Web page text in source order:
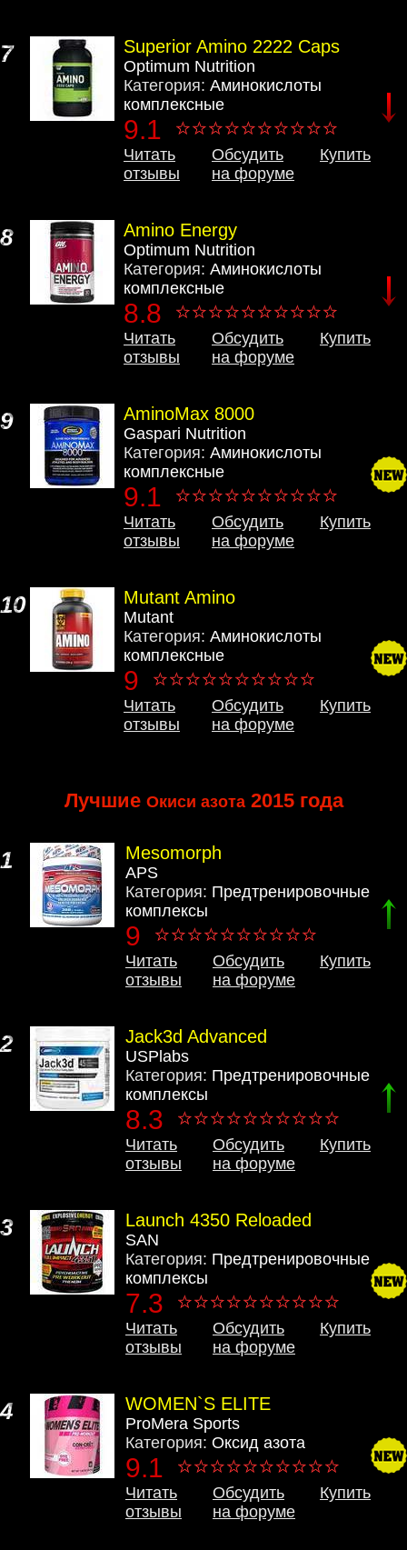
7 Superior Amino 2222 Caps
Optimum Nutrition
Категория: Аминокислоты
комплексные
9.1
Читать
отзывы
Обсудить
на форуме
Купить
8 Amino Energy
Optimum Nutrition
Категория: Аминокислоты
комплексные
8.8
Читать
отзывы
Обсудить
на форуме
Купить
9 AminoMax 8000
Gaspari Nutrition
Категория: Аминокислоты
комплексные
9.1
Читать
отзывы
Обсудить
на форуме
Купить
10 Mutant Amino
Mutant
Категория: Аминокислоты
комплексные
9
Читать
отзывы
Обсудить
на форуме
Купить
Лучшие Окиси азота2015 года
1 Mesomorph
APS
Категория: Предтренировочные
комплексы
9
Читать
отзывы
Обсудить
на форуме
Купить
2 Jack3d Advanced
USPlabs
Категория: Предтренировочные
комплексы
8.3
Читать
отзывы
Обсудить
на форуме
Купить
3 Launch 4350 Reloaded
SAN
Категория: Предтренировочные
комплексы
7.3
Читать
отзывы
Обсудить
на форуме
Купить
4 WOMEN`S ELITE
ProMera Sports
Категория: Оксид азота
9.1
Читать
отзывы
Обсудить
на форуме
Купить